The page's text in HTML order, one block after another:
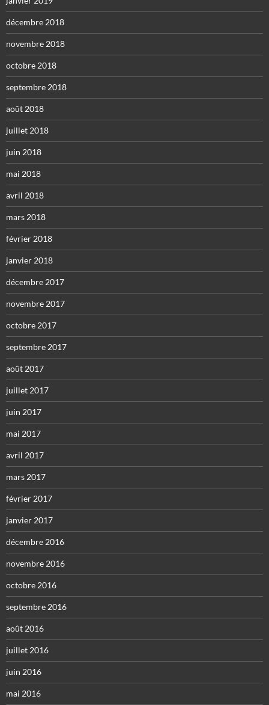
décembre 2018
novembre 2018
octobre 2018
septembre 2018
août 2018
juillet 2018
juin 2018
mai 2018
avril 2018
mars 2018
février 2018
janvier 2018
décembre 2017
novembre 2017
octobre 2017
septembre 2017
août 2017
juillet 2017
juin 2017
mai 2017
avril 2017
mars 2017
février 2017
janvier 2017
décembre 2016
novembre 2016
octobre 2016
septembre 2016
août 2016
juillet 2016
juin 2016
mai 2016